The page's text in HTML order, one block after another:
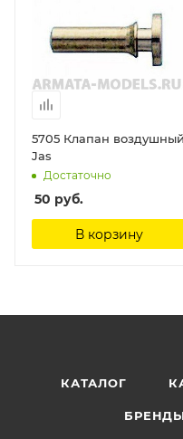
5705 Клапан воздушный
Jas
Достаточно
50 руб.
В корзину
КАТАЛОГ